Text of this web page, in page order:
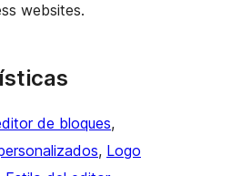
websites.
de bloques
, Logo